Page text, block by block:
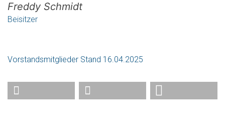
Freddy Schmidt
Beisitzer
Vorstandsmitglieder Stand 16.04.2025